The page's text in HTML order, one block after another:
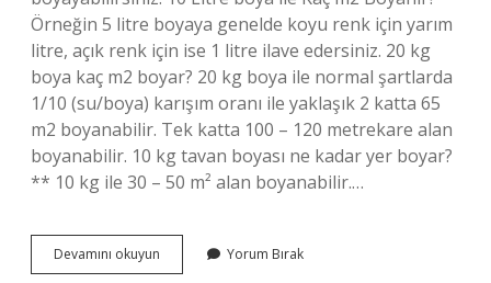
Örneğin 5 litre boyaya genelde koyu renk için yarım
litre, açık renk için ise 1 litre ilave edersiniz. 20 kg
boya kaç m2 boyar? 20 kg boya ile normal şartlarda
1/10 (su/boya) karışım oranı ile yaklaşık 2 katta 65
m2 boyanabilir. Tek katta 100 – 120 metrekare alan
boyanabilir. 10 kg tavan boyası ne kadar yer boyar?
** 10 kg ile 30 – 50 m² alan boyanabilir.…
Devamını okuyun
Kg
Yorum Bırak